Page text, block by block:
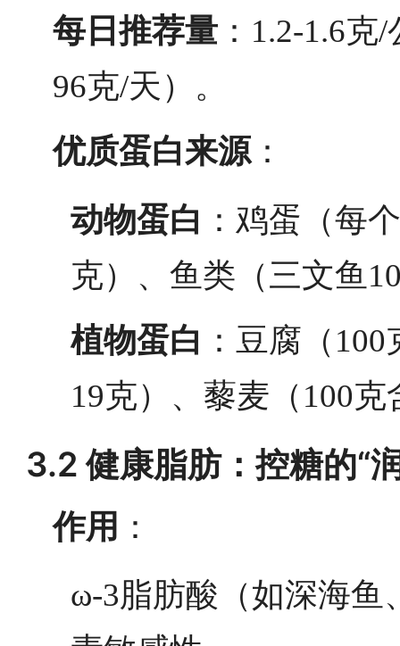
每日推荐量 ：1.2-1.6
96克/天）。
优质蛋白来源：
动物蛋白 ：鸡蛋（每
克）、鱼类（三文鱼
植物蛋白 ：豆腐（
19克）、藜麦（100克
3.2 健康脂肪：控糖的“
作用 ：
ω-3脂肪酸（如深海鱼